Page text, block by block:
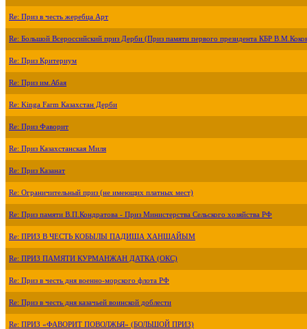
Re: Приз в честь жеребца Арт
Re: Большой Всероссийский приз Дерби (Приз памяти первого президента КБР
Re: Приз Критериум
Re: Приз им.Абая
Re: Kinga Farm Казахстан Дерби
Re: Приз Фаворит
Re: Приз Казахстанская Миля
Re: Приз Казанат
Re: Ограничительный приз (не имеющих платных мест)
Re: Приз памяти В.П.Кондратова - Приз Министерства Сельского хозяйства РФ
Re: ПРИЗ В ЧЕСТЬ КОБЫЛЫ ПАДИША ХАНШАЙЫМ
Re: ПРИЗ ПАМЯТИ КУРМАНЖАН ДАТКА (ОКС)
Re: Приз в честь дня военно-морского флота РФ
Re: Приз в честь дня казачьей воинской доблести
Re: ПРИЗ «ФАВОРИТ ПОВОЛЖЬЯ» (БОЛЬШОЙ ПРИЗ)